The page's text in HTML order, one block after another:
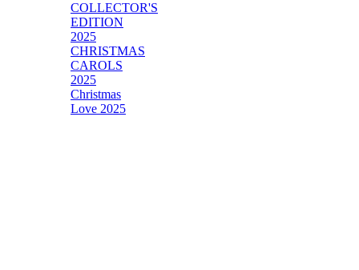
COLLECTOR'S
EDITION
2025
CHRISTMAS
CAROLS
2025
Christmas
Love 2025